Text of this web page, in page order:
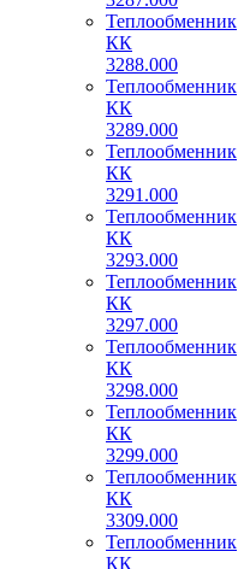
Теплообменник
КК
3288.000
Теплообменник
КК
3289.000
Теплообменник
КК
3291.000
Теплообменник
КК
3293.000
Теплообменник
КК
3297.000
Теплообменник
КК
3298.000
Теплообменник
КК
3299.000
Теплообменник
КК
3309.000
Теплообменник
КК